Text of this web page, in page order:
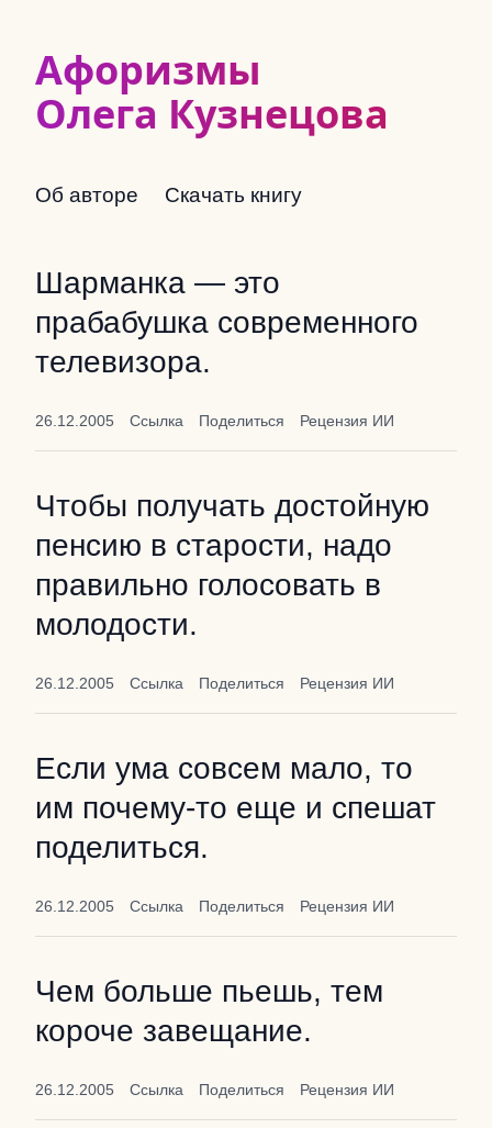
Афоризмы
Олега Кузнецова
Об авторе Скачать книгу
Шарманка — это
прабабушка современного
телевизора.
26.12.2005 Ссылка Поделиться Рецензия ИИ
Чтобы получать достойную
пенсию в старости, надо
правильно голосовать в
молодости.
26.12.2005 Ссылка Поделиться Рецензия ИИ
Если ума совсем мало, то
им почему-то еще и спешат
поделиться.
26.12.2005 Ссылка Поделиться Рецензия ИИ
Чем больше пьешь, тем
короче завещание.
26.12.2005 Ссылка Поделиться Рецензия ИИ